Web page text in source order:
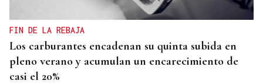
FIN DE LA REBAJA
Los carburantes encadenan su quinta subida en
pleno verano y acumulan un encarecimiento de
casi el 20%